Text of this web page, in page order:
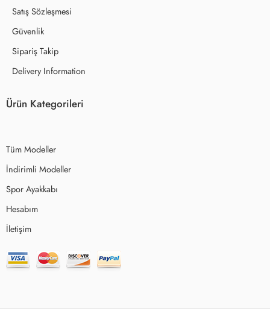
Satış Sözleşmesi
Güvenlik
Sipariş Takip
Delivery Information
Ürün Kategorileri
Tüm Modeller
İndirimli Modeller
Spor Ayakkabı
Hesabım
İletişim